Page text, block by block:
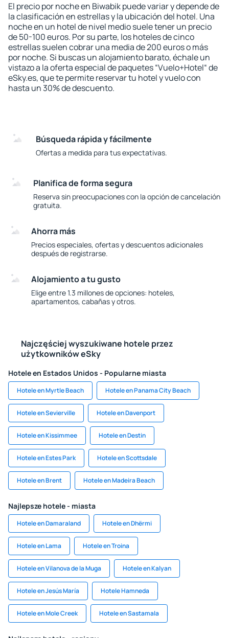
El precio por noche en Biwabik puede variar y depende de
la clasificación en estrellas y la ubicación del hotel. Una
noche en un hotel de nivel medio suele tener un precio
de 50-100 euros. Por su parte, los hoteles de cinco
estrellas suelen cobrar una media de 200 euros o más
por noche. Si buscas un alojamiento barato, échale un
vistazo a la oferta especial de paquetes “Vuelo+Hotel“ de
eSky.es, que te permite reservar tu hotel y vuelo con
hasta un 30% de descuento.
Búsqueda rápida y fácilmente
Ofertas a medida para tus expectativas.
Planifica de forma segura
Reserva sin preocupaciones con la opción de cancelación
gratuita.
Ahorra más
Precios especiales, ofertas y descuentos adicionales
después de registrarse.
Alojamiento a tu gusto
Elige entre 1.3 millones de opciones: hoteles,
apartamentos, cabañas y otros.
Najczęściej wyszukiwane hotele przez
użytkowników eSky
Hotele en Estados Unidos - Popularne miasta
Hotele en Myrtle Beach Hotele en Panama City Beach
Hotele en Sevierville Hotele en Davenport
Hotele en Kissimmee Hotele en Destin
Hotele en Estes Park Hotele en Scottsdale
Hotele en Brent Hotele en Madeira Beach
Najlepsze hotele - miasta
Hotele en Damaraland Hotele en Dhërmi
Hotele en Lama Hotele en Troina
Hotele en Vilanova de la Muga Hotele en Kalyan
Hotele en Jesús María Hotele Hamneda
Hotele en Mole Creek Hotele en Sastamala